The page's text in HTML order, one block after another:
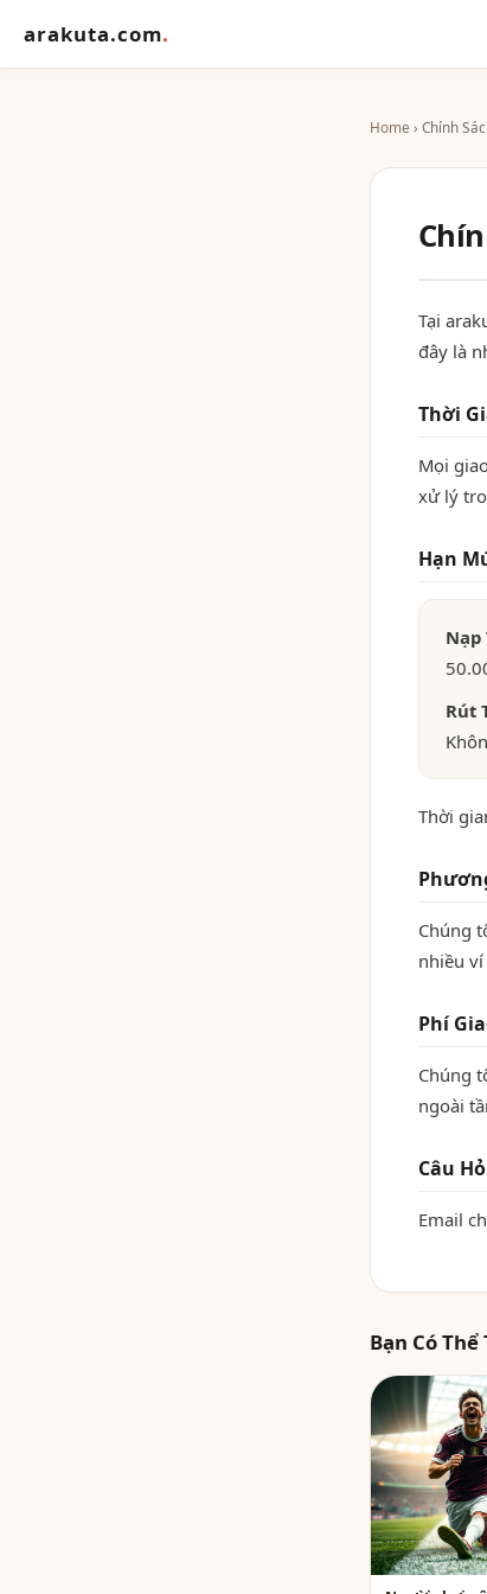
arakuta.com.
Home › Chính
Tại
đây là
Thời
Mọi
xử lý
Hạn
Nạp
Rút
Thời
Chúng
nhiều
Phí
Chúng
ngoài
Câu
Email
Bạn Có Thể